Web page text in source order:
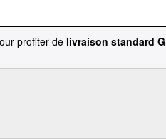
profiter de livraison standard